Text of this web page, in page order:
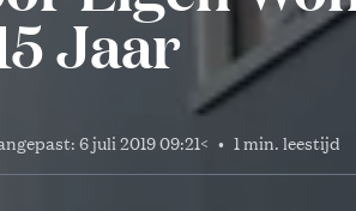
Jaar
6 juli 2019 09:21< • 1 min. leestijd